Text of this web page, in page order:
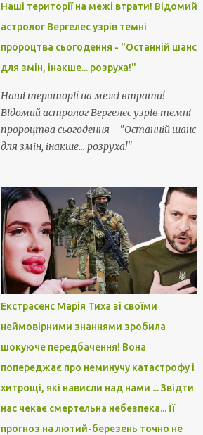
Наші території на межі втрати! Відомий
астролог Вергелес узрів темні
пророцтва сьогодення - "Останній шанс
для змін, інакше... розруха!"
Наші території на межі втрати!
Відомий астролог Вергелес узрів темні
пророцтва сьогодення - "Останній шанс
для змін, інакше... розруха!"
Екстрасенс Марія Тиха зі своїми
неймовірними знаннями зробила
шокуюче передбачення! Вона
попереджає про неминучу катастрофу і
хитрощі, які нависли над нами ... Звідти
нас чекає смертельна небезпека... Її
прогноз на лютий-березень точно не